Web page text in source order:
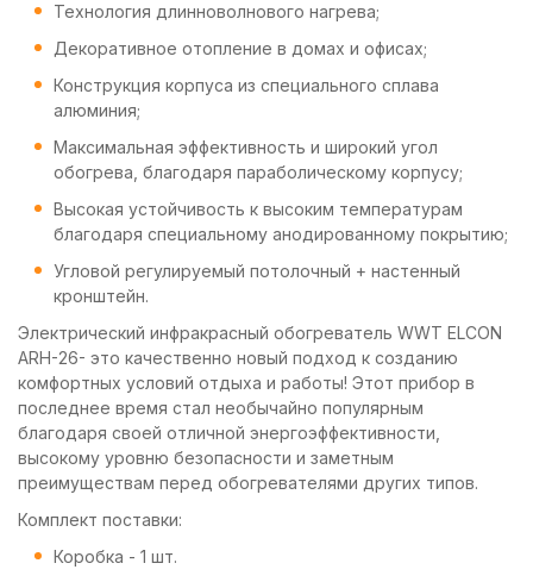
Технология длинноволнового нагрева;
Декоративное отопление в домах и офисах;
Конструкция корпуса из специального сплава
алюминия;
Максимальная эффективность и широкий угол
обогрева, благодаря параболическому корпусу;
Высокая устойчивость к высоким температурам
благодаря специальному анодированному покрытию;
Угловой регулируемый потолочный + настенный
кронштейн.
Электрический инфракрасный обогреватель WWT ELCON
ARH-26- это качественно новый подход к созданию
комфортных условий отдыха и работы! Этот прибор в
последнее время стал необычайно популярным
благодаря своей отличной энергоэффективности,
высокому уровню безопасности и заметным
преимуществам перед обогревателями других типов.
Комплект поставки:
Коробка - 1 шт.